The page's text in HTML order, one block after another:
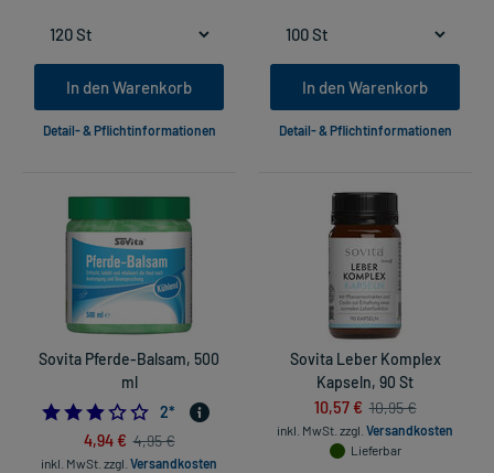
In den Warenkorb
Detail- & Pflichtinformationen
In den Warenkorb
Detail- & Pflichtinformationen
Sovita Pferde-Balsam, 500
ml
3.0
2*
4,94 € 4,95 €
inkl. MwSt. zzgl. Versandkosten
Sovita Leber Komplex
Kapseln, 90 St
10,57 € 10,95 €
inkl. MwSt. zzgl. Versandkosten
Lieferbar